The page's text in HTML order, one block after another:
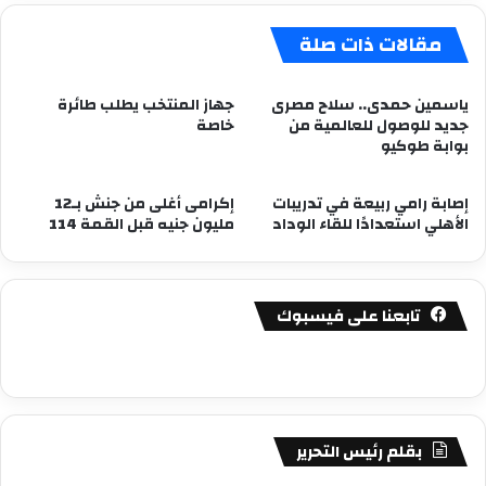
مقالات ذات صلة
ياسمين حمدى.. سلاح مصرى
جديد للوصول للعالمية من
بوابة طوكيو
جهاز المنتخب يطلب طائرة
خاصة
إصابة رامي ربيعة في تدريبات
الأهلي استعدادًا للقاء الوداد
إكرامى أغلى من جنش بـ12
مليون جنيه قبل القمة 114
تابعنا على فيسبوك
بقلم رئيس التحرير